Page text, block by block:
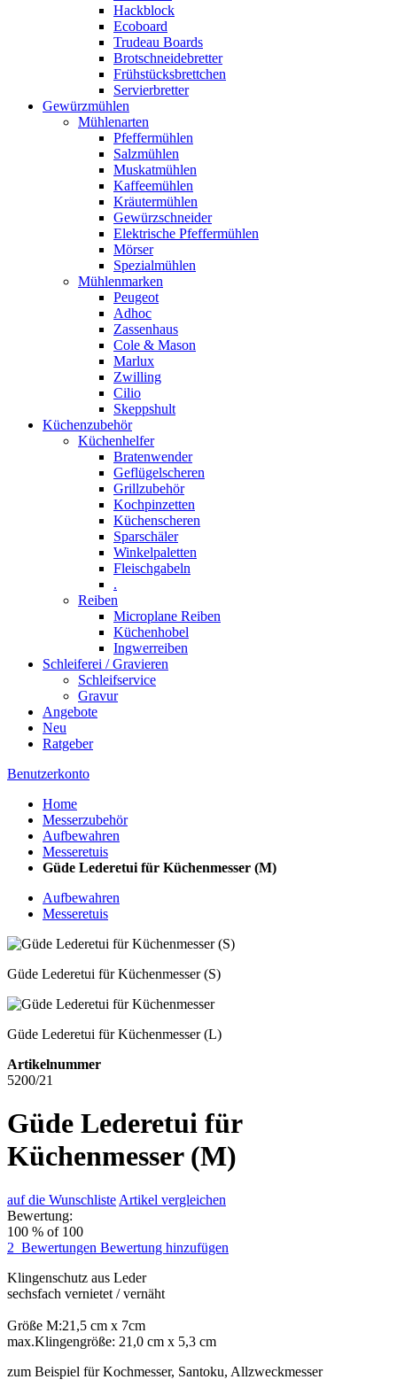
Hackblock
Ecoboard
Trudeau Boards
Brotschneidebretter
Frühstücksbrettchen
Servierbretter
Gewürzmühlen
Mühlenarten
Pfeffermühlen
Salzmühlen
Muskatmühlen
Kaffeemühlen
Kräutermühlen
Gewürzschneider
Elektrische Pfeffermühlen
Mörser
Spezialmühlen
Mühlenmarken
Peugeot
Adhoc
Zassenhaus
Cole & Mason
Marlux
Zwilling
Cilio
Skeppshult
Küchenzubehör
Küchenhelfer
Bratenwender
Geflügelscheren
Grillzubehör
Kochpinzetten
Küchenscheren
Sparschäler
Winkelpaletten
Fleischgabeln
.
Reiben
Microplane Reiben
Küchenhobel
Ingwerreiben
Schleiferei / Gravieren
Schleifservice
Gravur
Angebote
Neu
Ratgeber
Benutzerkonto
Home
Messerzubehör
Aufbewahren
Messeretuis
Güde Lederetui für Küchenmesser (M)
Aufbewahren
Messeretuis
Güde Lederetui für Küchenmesser (S)
Güde Lederetui für Küchenmesser (L)
Artikelnummer
5200/21
Güde Lederetui für
Küchenmesser (M)
auf die Wunschliste Artikel vergleichen
Bewertung:
100 % of 100
2 Bewertungen Bewertung hinzufügen
Klingenschutz aus Leder
sechsfach vernietet / vernäht
Größe M:21,5 cm x 7cm
max.Klingengröße: 21,0 cm x 5,3 cm
zum Beispiel für Kochmesser, Santoku, Allzweckmesser